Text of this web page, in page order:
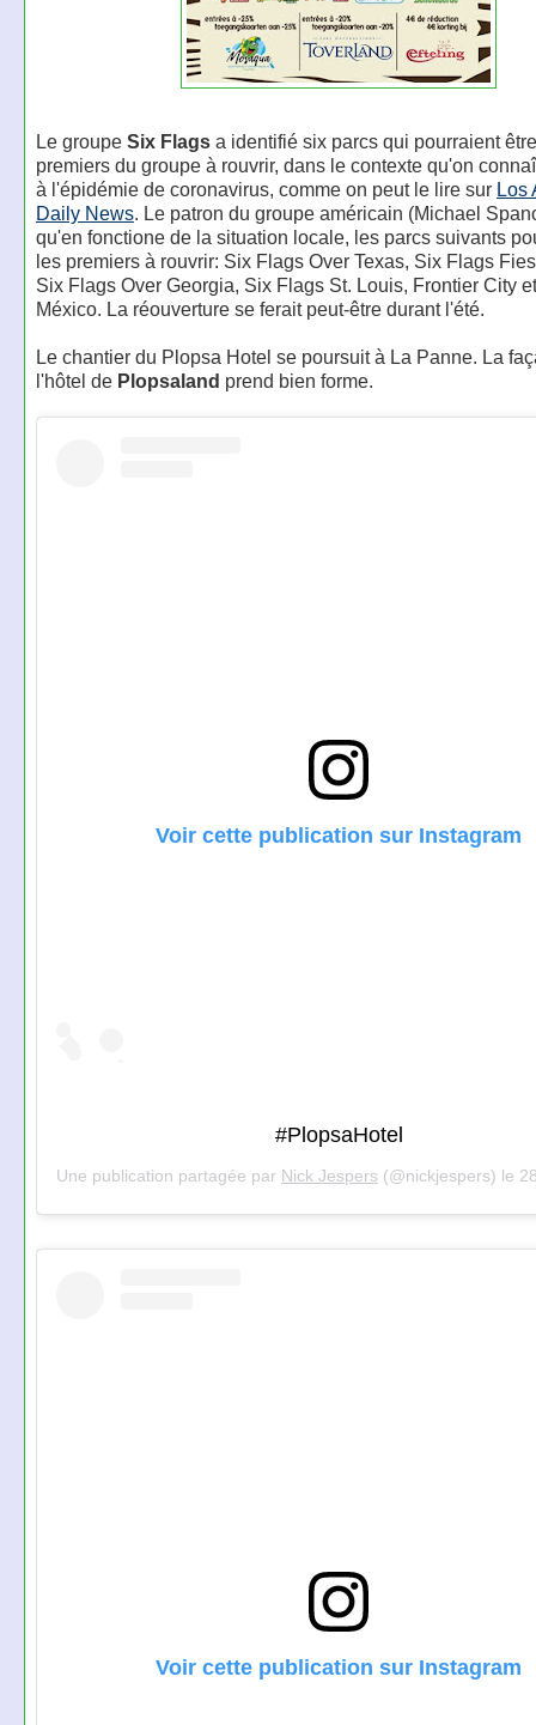
Le groupe Six Flagsa identifié six parcs qui pourraient
premiers du groupe à rouvrir, dans le contexte qu'on
à l'épidémie de coronavirus, comme on peut le lire sur Los
Daily News. Le patron du groupe américain (Michael
qu'en fonctione de la situation locale, les parcs suivants
les premiers à rouvrir: Six Flags Over Texas, Six Flags
Six Flags Over Georgia, Six Flags St. Louis, Frontier City
México. La réouverture se ferait peut-être durant l'été.
Le chantier du Plopsa Hotel se poursuit à La Panne. La
l'hôtel de Plopsaland prend bien forme.
Voir cette publication sur Instagram
#PlopsaHotel
Une publication partagée par Nick Jespers (@nickjespers) le 28
Voir cette publication sur Instagram